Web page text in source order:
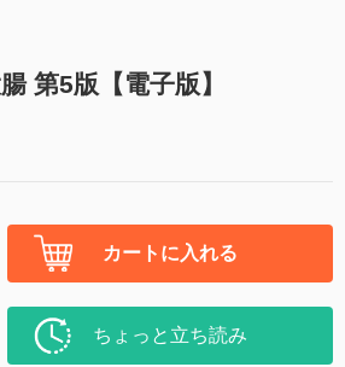
第5版【電子版】
カートに入れる
ちょっと立ち読み